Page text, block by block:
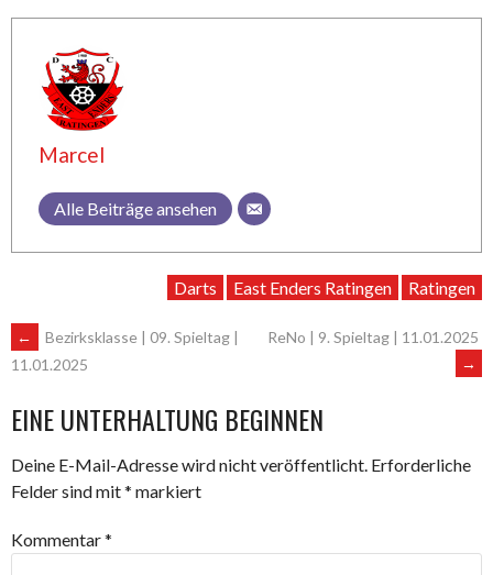
Marcel
Alle Beiträge ansehen
Darts East Enders Ratingen Ratingen
ARTIKEL-
NAVIGATION
←
Bezirksklasse | 09. Spieltag |
11.01.2025
ReNo | 9. Spieltag | 11.01.2025
→
EINE UNTERHALTUNG BEGINNEN
Deine E-Mail-Adresse wird nicht veröffentlicht. Erforderliche
Felder sind mit* markiert
Kommentar*